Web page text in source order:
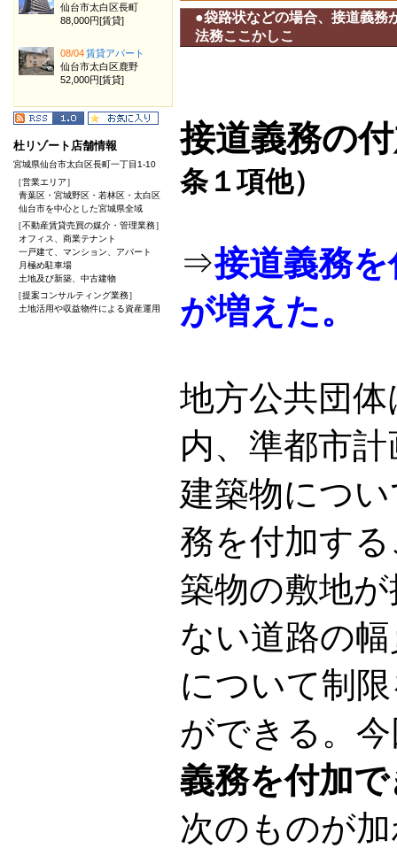
●袋路状などの場合、接道義務
法務ここかしこ
接道義務の
条１項他）
⇒接道義務
が増えた。
地方公共団
内、準都市
建築物につ
務を付加す
築物の敷地
ない道路の
について制
ができる。
義務を付加
次のものが
仙台市太白区長町
88,000円[賃貸]
08/04賃貸アパート
仙台市太白区鹿野
52,000円[賃貸]
杜リゾート店舗情報
宮城県仙台市太白区長町一丁目1-10
［営業エリア］
青葉区・宮城野区・若林区・太白区
仙台市を中心とした宮城県全域
［不動産賃貸売買の媒介・管理業務］
オフィス、商業テナント
一戸建て、マンション、アパート
月極め駐車場
土地及び新築、中古建物
［提案コンサルティング業務］
土地活用や収益物件による資産運用